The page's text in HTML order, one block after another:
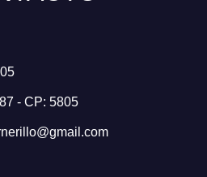
- CP: 5805